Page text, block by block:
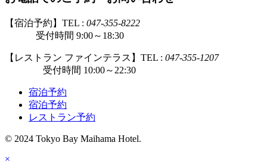
【宿泊予約】TEL : 047-355-8222
受付時間 9:00～18:30
【レストラン ファインテラス】TEL : 047-355-1207
受付時間 10:00～22:30
宿泊予約
宿泊予約
レストラン予約
© 2024 Tokyo Bay Maihama Hotel.
×